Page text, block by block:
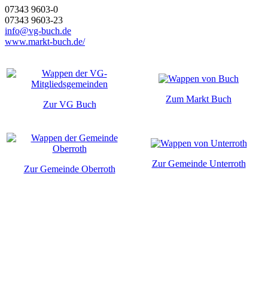
07343 9603-0
07343 9603-23
info@vg-buch.de
www.markt-buch.de/
Zur VG Buch
Zum Markt Buch
Zur Gemeinde Oberroth
Zur Gemeinde Unterroth